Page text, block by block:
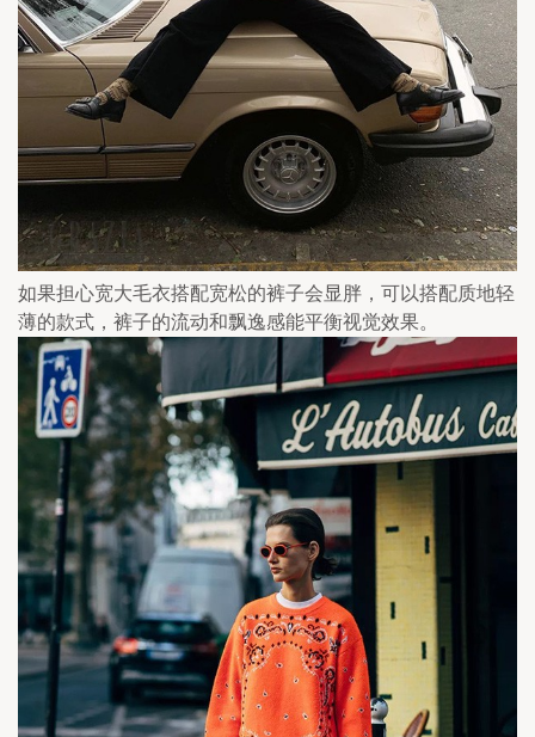
如果担心宽大毛衣搭配宽松的裤子会显胖，可以搭配质地轻
薄的款式，裤子的流动和飘逸感能平衡视觉效果。